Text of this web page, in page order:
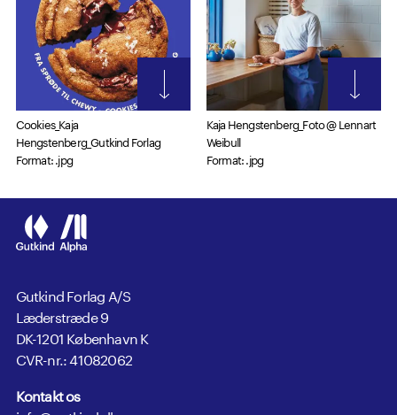
Cookies_Kaja
Hengstenberg_Gutkind Forlag
Format: .jpg
Kaja Hengstenberg_Foto @ Lennart
Weibull
Format: .jpg
Gutkind Forlag A/S
Læderstræde 9
DK-1201 København K
CVR-nr.: 41082062
Kontakt os